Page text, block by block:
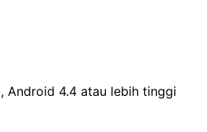
Android 4.4 atau lebih tinggi